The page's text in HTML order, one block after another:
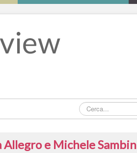
Allegro e Michele Sambin